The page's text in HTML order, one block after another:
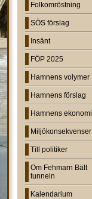
Folkomröstning
SÖS förslag
Insänt
FÖP 2025
Hamnens volymer
Hamnens förslag
Hamnens ekonomi
Miljökonsekvenser
Till politiker
Om Fehmarn Bält
tunneln
Kalendarium